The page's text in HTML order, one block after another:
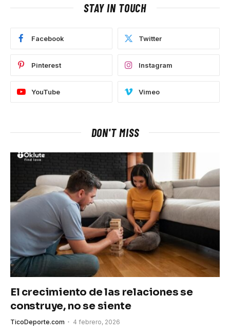
STAY IN TOUCH
Facebook Twitter
Pinterest Instagram
YouTube Vimeo
DON'T MISS
El crecimiento de las relaciones se
construye, no se siente
TicoDeporte.com 4 febrero, 2026